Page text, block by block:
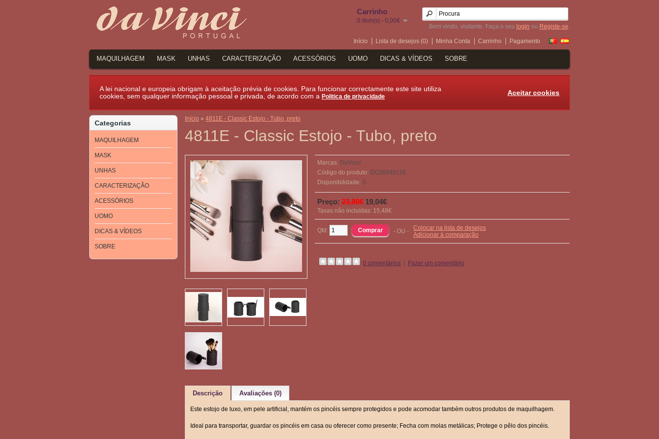
Carrinho
0 item(s) - 0,00€
Bem vindo, visitante. Faça o seu login ou Registe-se.
Início Lista de desejos (0) Minha Conta Carrinho Pagamento
MAQUILHAGEM MASK UNHAS CARACTERIZAÇÃO ACESSÓRIOS UOMO DICAS & VÍDEOS SOBRE
Aceitar cookies
A lei nacional e europeia obrigam à aceitação prévia de cookies. Para funcionar correctamente este site utiliza
cookies, sem qualquer informação pessoal e privada, de acordo com a Politica de privacidade
Categorias
MAQUILHAGEM
MASK
UNHAS
CARACTERIZAÇÃO
ACESSÓRIOS
UOMO
DICAS & VÍDEOS
SOBRE
Início » 4811E - Classic Estojo - Tubo, preto
4811E - Classic Estojo - Tubo, preto
Marcas: DaVinci
Código do produto: DC0004811E
Disponibilidade: 5
Preço: 23,80€ 19,04€
Taxas não incluídas: 15,48€
Qtd: - OU - Colocar na lista de desejos
Adicionar à comparação
0 comentários Fazer um comentário
Descrição Avaliações (0)
Este estojo de luxo, em pele artificial, mantém os pincéis sempre protegidos e pode acomodar também outros produtos de maquilhagem.
Ideal para transportar, guardar os pincéis em casa ou oferecer como presente; Fecha com molas metálicas; Protege o pêlo dos pincéis.